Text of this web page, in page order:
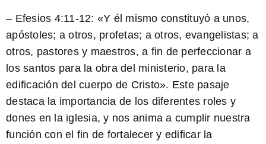
– Efesios 4:11-12: «Y él mismo constituyó a unos,
apóstoles; a otros, profetas; a otros, evangelistas; a
otros, pastores y maestros, a fin de perfeccionar a
los santos para la obra del ministerio, para la
edificación del cuerpo de Cristo». Este pasaje
destaca la importancia de los diferentes roles y
dones en la iglesia, y nos anima a cumplir nuestra
función con el fin de fortalecer y edificar la